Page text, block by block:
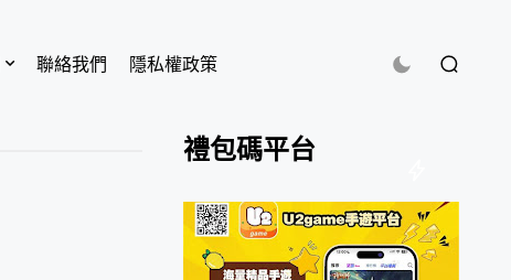
聯絡我們 隱私權政策
禮包碼平台